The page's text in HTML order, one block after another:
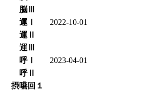
脳Ⅲ
運Ⅰ
2022-10-01
運Ⅱ
運Ⅲ
呼Ⅰ
2023-04-01
呼Ⅱ
摂嚥回１